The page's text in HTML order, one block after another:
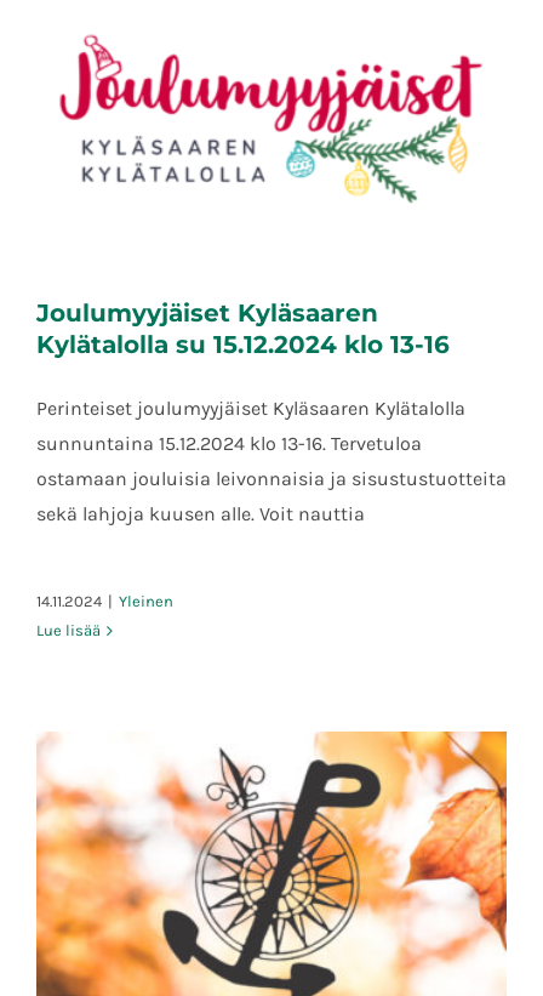
Joulumyyjäiset Kyläsaaren Kylätalolla su
15.12.2024 klo 13-16
Joulumyyjäiset Kyläsaaren
Kylätalolla su 15.12.2024 klo 13-16
Perinteiset joulumyyjäiset Kyläsaaren Kylätalolla
sunnuntaina 15.12.2024 klo 13-16. Tervetuloa
ostamaan jouluisia leivonnaisia ja sisustustuotteita
sekä lahjoja kuusen alle. Voit nauttia
14.11.2024 | Yleinen
Lue lisää